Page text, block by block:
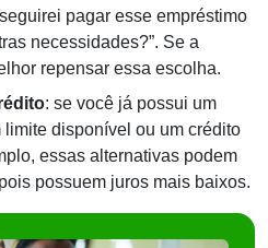
pagar esse empréstimo
necessidades?”. Se a
repensar essa escolha.
: se você já possui um
limite disponível ou um crédito
essas alternativas podem
possuem juros mais baixos.